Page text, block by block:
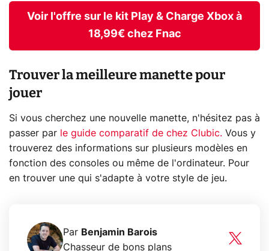
Voir l'offre sur le kit Play & Charge Xbox à
18,99€ chez Fnac
Trouver la meilleure manette pour
jouer
Si vous cherchez une nouvelle manette, n'hésitez pas à
passer par le guide comparatif de chez Clubic. Vous y
trouverez des informations sur plusieurs modèles en
fonction des consoles ou même de l'ordinateur. Pour
en trouver une qui s'adapte à votre style de jeu.
Par Benjamin Barois
Chasseur de bons plans